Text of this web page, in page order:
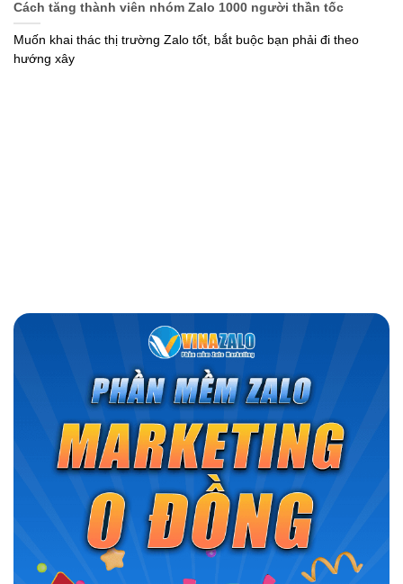
Cách tăng thành viên nhóm Zalo 1000 người thần tốc
Muốn khai thác thị trường Zalo tốt, bắt buộc bạn phải đi theo
hướng xây